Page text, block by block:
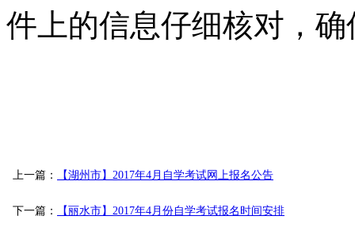
件上的信息仔细核对，
上一篇： 【湖州市】2017年4月自学考试网上报名公告
下一篇： 【丽水市】2017年4月份自学考试报名时间安排